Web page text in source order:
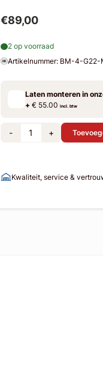
€89,00
2 op voorraad
Artikelnummer: BM-4-G22-
Laten monteren in
+€ 55.00 incl. btw
- +
Kwaliteit, service &